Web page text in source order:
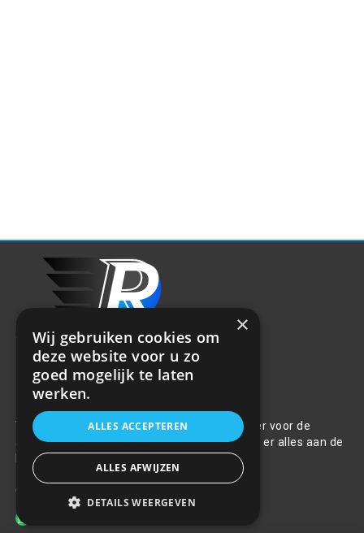
Over ons
Welkom bij R&R Parts Automotive, uw partner voor de
aanschaf van alle auto accessoires. Wij doen er alles aan de
beste selectie, service & prijs te bieden.
Contact
×
Wij gebruiken cookies om
deze website voor u zo
goed mogelijk te laten
werken.
ALLES ACCEPTEREN
ALLES AFWIJZEN
DETAILS WEERGEVEN